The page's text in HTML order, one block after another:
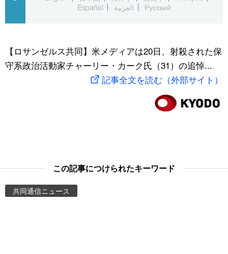
Русский
国際
文化
アーカイブ
Japan Data
動画/Live
スポーツ・東京2020
Español
العربية Русский
【ロサンゼルス共同】米メディアは20日、射殺された保
守系政治活動家チャーリー・カーク氏（31）の追悼...
記事全文を読む（外部サイト）
この記事につけられたキーワード
共同通信ニュース